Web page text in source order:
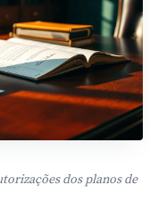
dos planos de